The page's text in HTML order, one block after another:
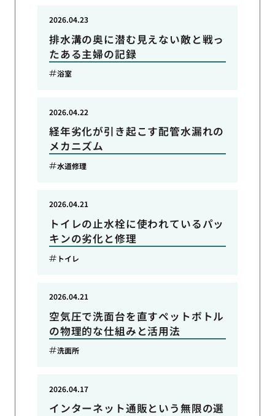
排水溝の奥に潜む見えない敵と戦っ
たある主婦の記録
2026.04.23
浴室
経年劣化が引き起こす配管水漏れの
メカニズム
2026.04.22
水道修理
トイレの止水栓に使われているパッ
キンの劣化と修理
2026.04.21
トイレ
空気圧で洗面台を直すペットボトル
の物理的な仕組みと活用法
2026.04.21
洗面所
インターネット通販という無限の選
2026.04.17